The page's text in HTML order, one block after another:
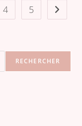
4 5
RECHERCHER